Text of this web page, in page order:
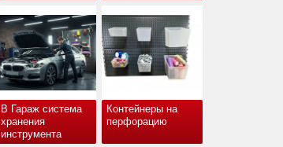
В Гараж система
хранения
инструмента
Контейнеры на
перфорацию